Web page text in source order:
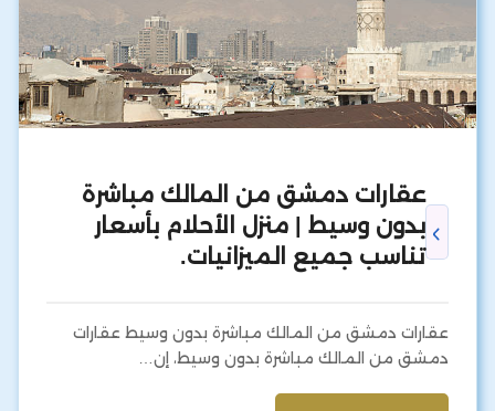
عقارات دمشق من المالك مباشرة
بدون وسيط | منزل الأحلام بأسعار
تناسب جميع الميزانيات.
عقارات دمشق من المالك مباشرة بدون وسيط عقارات
دمشق من المالك مباشرة بدون وسيط، إن…